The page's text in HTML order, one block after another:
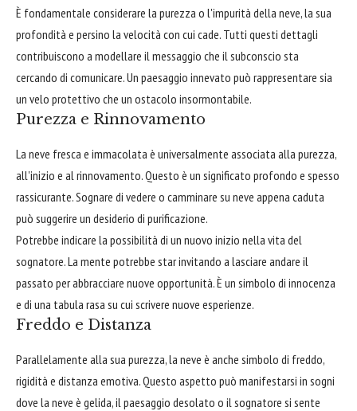
È fondamentale considerare la purezza o l'impurità della neve, la sua
profondità e persino la velocità con cui cade. Tutti questi dettagli
contribuiscono a modellare il messaggio che il subconscio sta
cercando di comunicare. Un paesaggio innevato può rappresentare sia
un velo protettivo che un ostacolo insormontabile.
Purezza e Rinnovamento
La neve fresca e immacolata è universalmente associata alla purezza,
all'inizio e al rinnovamento. Questo è un significato profondo e spesso
rassicurante. Sognare di vedere o camminare su neve appena caduta
può suggerire un desiderio di purificazione.
Potrebbe indicare la possibilità di un nuovo inizio nella vita del
sognatore. La mente potrebbe star invitando a lasciare andare il
passato per abbracciare nuove opportunità. È un simbolo di innocenza
e di una tabula rasa su cui scrivere nuove esperienze.
Freddo e Distanza
Parallelamente alla sua purezza, la neve è anche simbolo di freddo,
rigidità e distanza emotiva. Questo aspetto può manifestarsi in sogni
dove la neve è gelida, il paesaggio desolato o il sognatore si sente